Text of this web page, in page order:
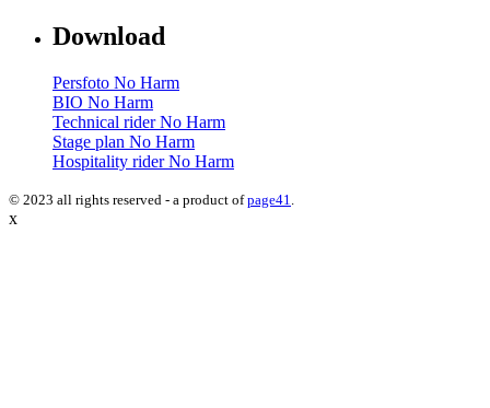
Download
Persfoto No Harm
BIO No Harm
Technical rider No Harm
Stage plan No Harm
Hospitality rider No Harm
© 2023 all rights reserved - a product of page41
x